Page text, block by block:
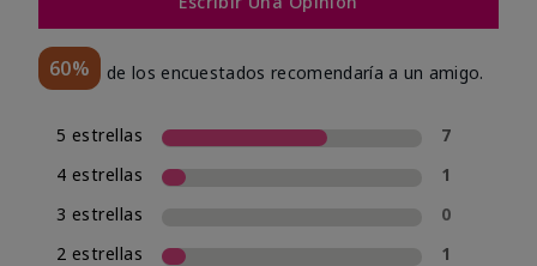
60% de los encuestados recomendaría a un amigo.
5 estrellas
7
4 estrellas
1
3 estrellas
0
2 estrellas
1